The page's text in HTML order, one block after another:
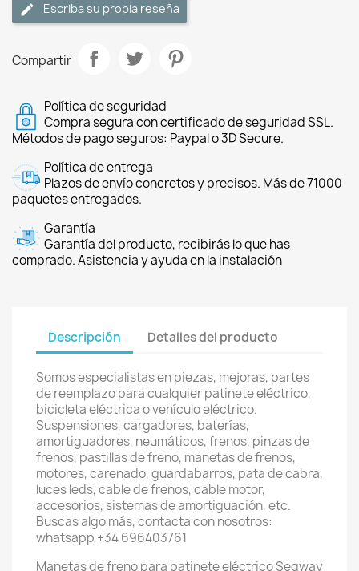
Escriba su propia reseña
Compartir
Política de seguridad
Compra segura con certificado de seguridad SSL.
Métodos de pago seguros: Paypal o 3D Secure.
Política de entrega
Plazos de envío concretos y precisos. Más de 71000
paquetes entregados.
Garantía
Garantía del producto, recibirás lo que has
comprado. Asistencia y ayuda en la instalación
Descripción Detalles del producto
Somos especialistas en piezas, mejoras, partes
de reemplazo para cualquier patinete eléctrico,
bicicleta eléctrica o vehículo eléctrico.
Suspensiones, cargadores, baterías,
amortiguadores, neumáticos, frenos, pinzas de
frenos, pastillas de freno, manetas de frenos,
motores, carenado, guardabarros, pata de cabra,
luces leds, cable de frenos, cable motor,
accesorios, sistemas de amortiguación, etc.
Buscas algo más, contacta con nosotros:
whatsapp +34 696403761
Manetas de freno para patinete eléctrico Segway